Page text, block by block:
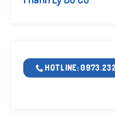
HOTLINE: